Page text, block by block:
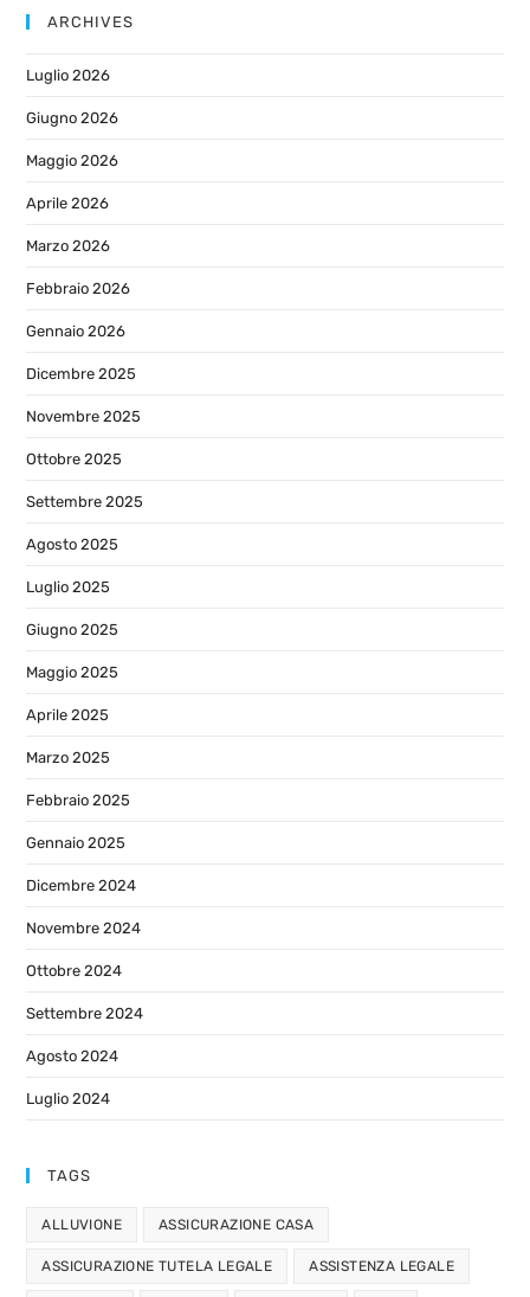
ARCHIVES
Luglio 2026
Giugno 2026
Maggio 2026
Aprile 2026
Marzo 2026
Febbraio 2026
Gennaio 2026
Dicembre 2025
Novembre 2025
Ottobre 2025
Settembre 2025
Agosto 2025
Luglio 2025
Giugno 2025
Maggio 2025
Aprile 2025
Marzo 2025
Febbraio 2025
Gennaio 2025
Dicembre 2024
Novembre 2024
Ottobre 2024
Settembre 2024
Agosto 2024
Luglio 2024
TAGS
ALLUVIONE ASSICURAZIONE CASA
ASSICURAZIONE TUTELA LEGALE ASSISTENZA LEGALE